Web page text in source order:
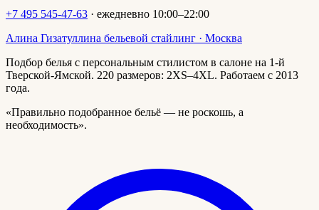
+7 495 545-47-63 · ежедневно 10:00–22:00
Алина Гизатуллина бельевой стайлинг · Москва
Подбор белья с персональным стилистом в салоне на 1-й
Тверской-Ямской. 220 размеров: 2XS–4XL. Работаем с 2013
года.
«Правильно подобранное бельё — не роскошь, а
необходимость».